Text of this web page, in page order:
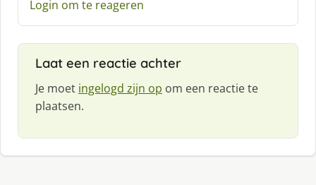
Login om te reageren
Laat een reactie achter
Je moet ingelogd zijn op om een reactie te
plaatsen.